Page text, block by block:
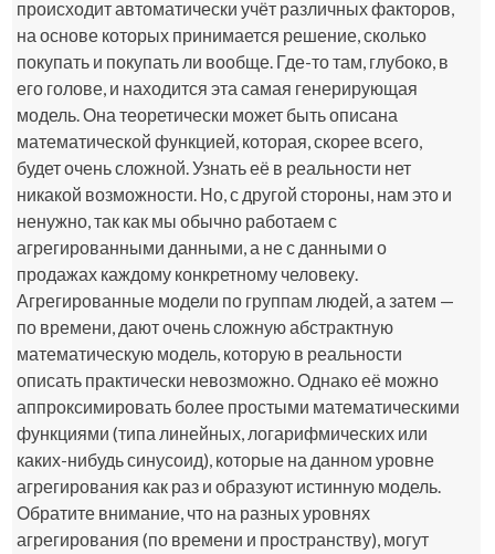
происходит автоматически учёт различных факторов,
на основе которых принимается решение, сколько
покупать и покупать ли вообще. Где-то там, глубоко, в
его голове, и находится эта самая генерирующая
модель. Она теоретически может быть описана
математической функцией, которая, скорее всего,
будет очень сложной. Узнать её в реальности нет
никакой возможности. Но, с другой стороны, нам это и
ненужно, так как мы обычно работаем с
агрегированными данными, а не с данными о
продажах каждому конкретному человеку.
Агрегированные модели по группам людей, а затем —
по времени, дают очень сложную абстрактную
математическую модель, которую в реальности
описать практически невозможно. Однако её можно
аппроксимировать более простыми математическими
функциями (типа линейных, логарифмических или
каких-нибудь синусоид), которые на данном уровне
агрегирования как раз и образуют истинную модель.
Обратите внимание, что на разных уровнях
агрегирования (по времени и пространству), могут